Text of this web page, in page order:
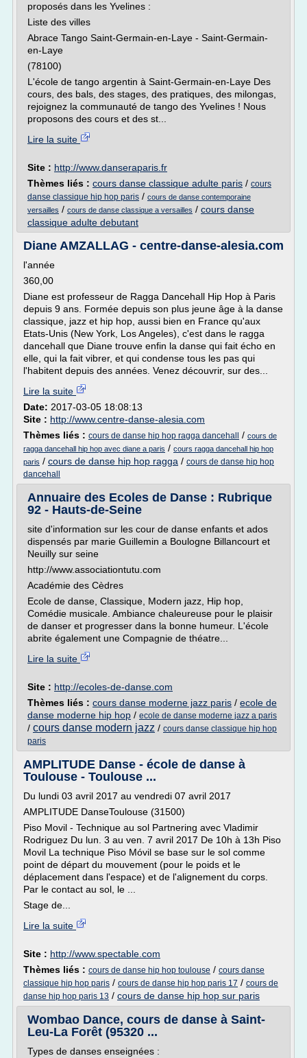
proposés dans les Yvelines :
Liste des villes
Abrace Tango Saint-Germain-en-Laye - Saint-Germain-
en-Laye
(78100)
L'école de tango argentin à Saint-Germain-en-Laye Des
cours, des bals, des stages, des pratiques, des milongas,
rejoignez la communauté de tango des Yvelines ! Nous
proposons des cours et des st...
Lire la suite
Site : http://www.danseraparis.fr
Thèmes liés : cours danse classique adulte paris / cours
danse classique hip hop paris / cours de danse contemporaine
versailles / cours de danse classique a versailles / cours danse
classique adulte debutant
Diane AMZALLAG - centre-danse-alesia.com
l'année
360,00
Diane est professeur de Ragga Dancehall Hip Hop à Paris
depuis 9 ans. Formée depuis son plus jeune âge à la danse
classique, jazz et hip hop, aussi bien en France qu'aux
Etats-Unis (New York, Los Angeles), c'est dans le ragga
dancehall que Diane trouve enfin la danse qui fait écho en
elle, qui la fait vibrer, et qui condense tous les pas qui
l'habitent depuis des années. Venez découvrir, sur des...
Lire la suite
Date: 2017-03-05 18:08:13
Site : http://www.centre-danse-alesia.com
Thèmes liés : cours de danse hip hop ragga dancehall / cours de
ragga dancehall hip hop avec diane a paris / cours ragga dancehall hip hop
paris / cours de danse hip hop ragga / cours de danse hip hop
dancehall
Annuaire des Ecoles de Danse : Rubrique
92 - Hauts-de-Seine
site d'information sur les cour de danse enfants et ados
dispensés par marie Guillemin a Boulogne Billancourt et
Neuilly sur seine
http://www.associationtutu.com
Académie des Cèdres
Ecole de danse, Classique, Modern jazz, Hip hop,
Comédie musicale. Ambiance chaleureuse pour le plaisir
de danser et progresser dans la bonne humeur. L'école
abrite également une Compagnie de théatre...
Lire la suite
Site : http://ecoles-de-danse.com
Thèmes liés : cours danse moderne jazz paris / ecole de
danse moderne hip hop / ecole de danse moderne jazz a paris
/ cours danse modern jazz / cours danse classique hip hop
paris
AMPLITUDE Danse - école de danse à
Toulouse - Toulouse ...
Du lundi 03 avril 2017 au vendredi 07 avril 2017
AMPLITUDE DanseToulouse (31500)
Piso Movil - Technique au sol Partnering avec Vladimir
Rodriguez Du lun. 3 au ven. 7 avril 2017 De 10h à 13h Piso
Movil La technique Piso Móvil se base sur le sol comme
point de départ du mouvement (pour le poids et le
déplacement dans l'espace) et de l'alignement du corps.
Par le contact au sol, le ...
Stage de...
Lire la suite
Site : http://www.spectable.com
Thèmes liés : cours de danse hip hop toulouse / cours danse
classique hip hop paris / cours de danse hip hop paris 17 / cours de
danse hip hop paris 13 / cours de danse hip hop sur paris
Wombao Dance, cours de danse à Saint-
Leu-La Forêt (95320 ...
Types de danses enseignées :